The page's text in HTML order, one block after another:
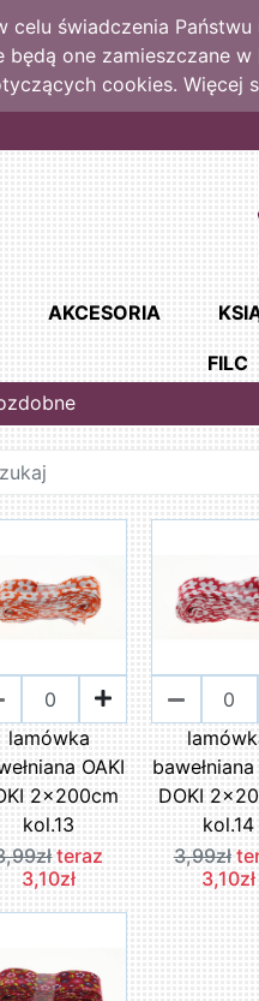
świadczenia
one zamieszczane
cookies. Więcej
AKCESORIA
FILC
lamówka
OAKI
2x200cm
kol.13
teraz
3,10zł
bawełniana
DOKI
kol.14
3,99zł
3,10zł